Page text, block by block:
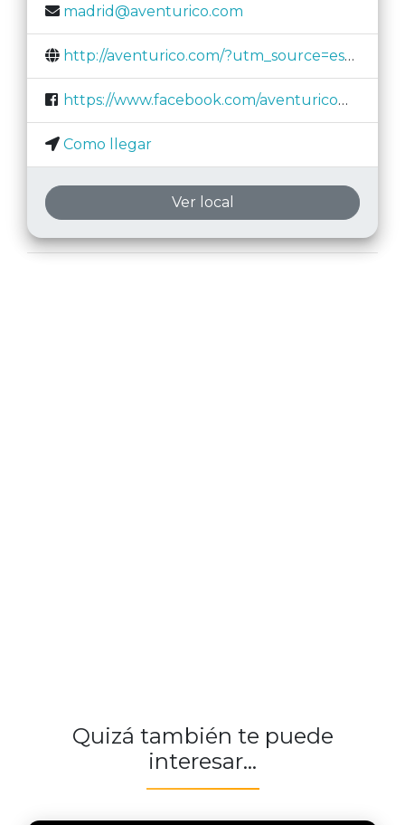
madrid@aventurico.com
http://aventurico.com/?utm_source=escapistas.club
https://www.facebook.com/aventuricomad/
Como llegar
Ver local
Quizá también te puede
interesar...